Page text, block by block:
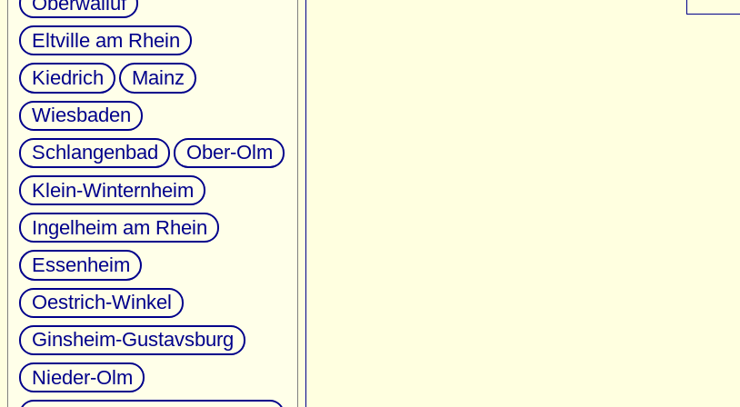
Eltville am Rhein
Kiedrich
Mainz
Wiesbaden
Schlangenbad
Ober-Olm
Klein-Winternheim
Ingelheim am Rhein
Essenheim
Oestrich-Winkel
Ginsheim-Gustavsburg
Nieder-Olm